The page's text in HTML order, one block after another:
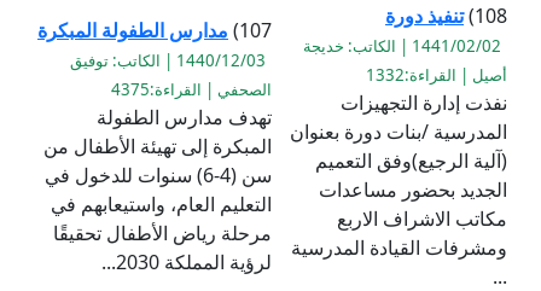
108) تنفيذ دورة
1441/02/02 | الكاتب: خديجة
أصيل | القراءة:1332
نفذت إدارة التجهيزات
المدرسية /بنات دورة بعنوان
(آلية الرجيع)وفق التعميم
الجديد بحضور مساعدات
مكاتب الاشراف الاربع
ومشرفات القيادة المدرسية
...
107) مدارس الطفولة المبكرة
1440/12/03 | الكاتب: توفيق
الصحفي | القراءة:4375
تهدف مدارس الطفولة
المبكرة إلى تهيئة الأطفال من
سن (4-6) سنوات للدخول في
التعليم العام، واستيعابهم في
مرحلة رياض الأطفال تحقيقًا
لرؤية المملكة 2030...